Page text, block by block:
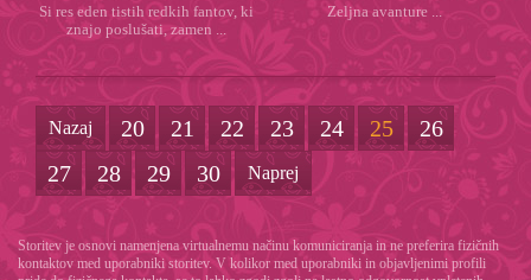
Si res eden tistih redkih fantov, ki
znajo poslušati, zamen ...
Zeljna avanture ...
Nazaj 20 21 22 23 24 25
26
27
28 29 30 Naprej
Storitev je osnovi namenjena virtualnemu načinu komuniciranja in ne preferira fizičnih
kontaktov med uporabniki storitev. V kolikor med uporabniki in objavljenimi profili